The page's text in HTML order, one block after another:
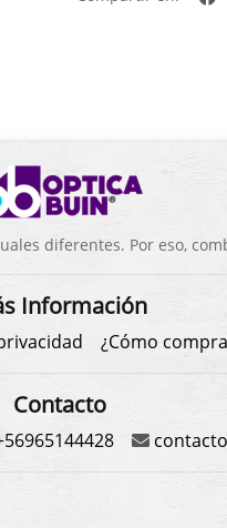
diferentes. Por eso,
Información
¿Cómo
Contacto